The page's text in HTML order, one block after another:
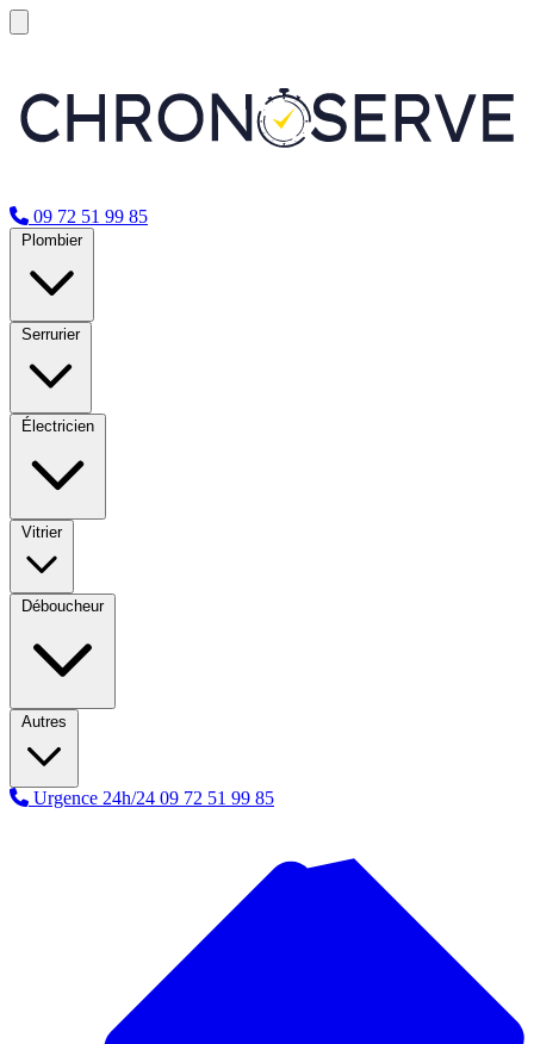
09 72 51 99 85
Plombier
Serrurier
Électricien
Vitrier
Déboucheur
Autres
Urgence 24h/24 09 72 51 99 85